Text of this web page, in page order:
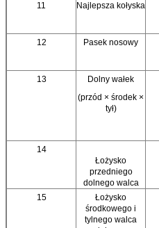
11
Najlepsza kołyska
12
Pasek nosowy
13
Dolny wałek
(przód × środek ×
tył)
14
Łożysko
przedniego
dolnego walca
15
Łożysko
środkowego i
tylnego walca